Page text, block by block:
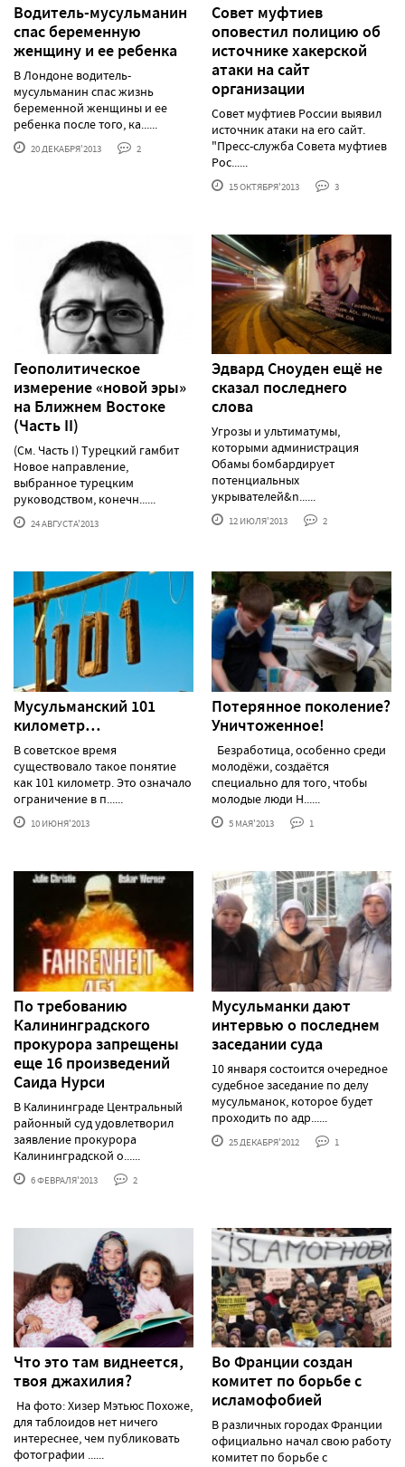
Водитель-мусульманин
спас беременную
женщину и ее ребенка
В Лондоне водитель-
мусульманин спас жизнь
беременной женщины и ее
ребенка после того, ка......
20 ДЕКАБРЯ'2013 2
Совет муфтиев
оповестил полицию об
источнике хакерской
атаки на сайт
организации
Совет муфтиев России выявил
источник атаки на его сайт.
"Пресс-служба Совета муфтиев
Рос......
15 ОКТЯБРЯ'2013 3
Геополитическое
измерение «новой эры»
на Ближнем Востоке
(Часть II)
(См. Часть I) Турецкий гамбит
Новое направление,
выбранное турецким
руководством, конечн......
24 АВГУСТА'2013
Эдвард Сноуден ещё не
сказал последнего
слова
Угрозы и ультиматумы,
которыми администрация
Обамы бомбардирует
потенциальных
укрывателей&n......
12 ИЮЛЯ'2013 2
Мусульманский 101
километр…
В советское время
существовало такое понятие
как 101 километр. Это означало
ограничение в п......
10 ИЮНЯ'2013
Потерянное поколение?
Уничтоженное!
Безработица, особенно среди
молодёжи, создаётся
специально для того, чтобы
молодые люди Н......
5 МАЯ'2013 1
По требованию
Калининградского
прокурора запрещены
еще 16 произведений
Саида Нурси
В Калининграде Центральный
районный суд удовлетворил
заявление прокурора
Калининградской о......
6 ФЕВРАЛЯ'2013 2
Мусульманки дают
интервью о последнем
заседании суда
10 января состоится очередное
судебное заседание по делу
мусульманок, которое будет
проходить по адр......
25 ДЕКАБРЯ'2012 1
Что это там виднеется,
твоя джахилия?
На фото: Хизер Мэтьюс Похоже,
для таблоидов нет ничего
интереснее, чем публиковать
фотографии ......
Во Франции создан
комитет по борьбе с
исламофобией
В различных городах Франции
официально начал свою работу
комитет по борьбе с